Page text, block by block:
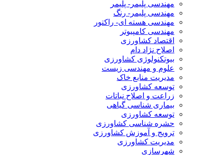
مهندسی پلیمر- پلیمر
مهندسی پلیمر- رنگ
مهندسی هسته ای- راکتور
مهندسی کامپیوتر
اقتصاد کشاورزی
اصلاح نژاد دام
بیوتکنولوژی کشاورزی
علوم و مهندسی زیست
مدیریت منابع خاک
توسعه کشاورزی
زراعت و اصلاح نباتات
بیماری شناسی گیاهی
توسعه کشاورزی
حشره شناسی کشاورزی
ترویج و آموزش کشاورزی
مدیریت کشاورزی
شهرسازی